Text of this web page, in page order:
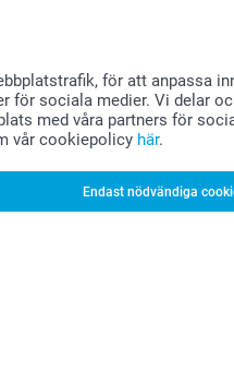
för att anpassa
för sociala medier. Vi delar
med våra partners för
vår cookiepolicy här.
Endast nödvändiga